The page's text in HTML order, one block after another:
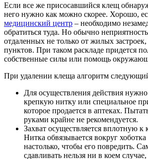
Если все же присосавшийся клещ
него нужно как можно скорее. Хорошо,
медицинский центр – необходимо
обратиться туда. Но обычно
отдаленных не только от жилых
пунктов. При таком раскладе придется
собственные силы или помощь
При удалении клеща алгоритм
Для осуществления действия нужно
крепкую нитку или специальное
которое продается в аптеках.
руками крайне не рекомендуется.
Захват осуществляется вплотную к
Нитка обвязывается вокруг
настолько, чтобы его повредить.
сдавливать нельзя ни в коем